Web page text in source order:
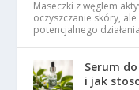
Maseczki z węglem
oczyszczanie skóry,
potencjalnego
Serum
i jak